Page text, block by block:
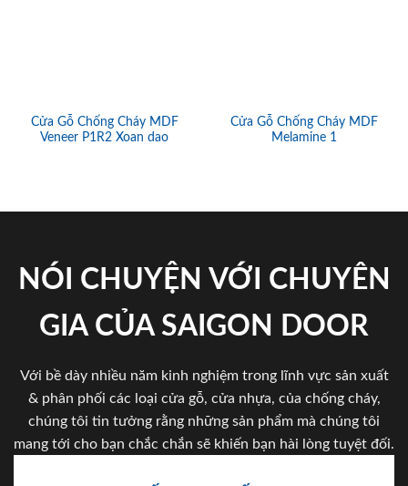
Cửa Gỗ Chống Cháy MDF
Veneer P1R2 Xoan dao
Cửa Gỗ Chống Cháy MDF
Melamine 1
NÓI CHUYỆN VỚI CHUYÊN
GIA CỦA SAIGON DOOR
Với bề dày nhiều năm kinh nghiệm trong lĩnh vực sản xuất
& phân phối các loại cửa gỗ, cửa nhựa, của chống cháy,
chúng tôi tin tưởng rằng những sản phẩm mà chúng tôi
mang tới cho bạn chắc chắn sẽ khiến bạn hài lòng tuyệt đối.